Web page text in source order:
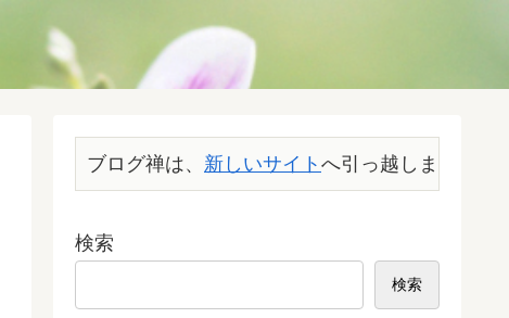
ブログ禅は、 新しいサイトへ引っ越しました。
検索
検索